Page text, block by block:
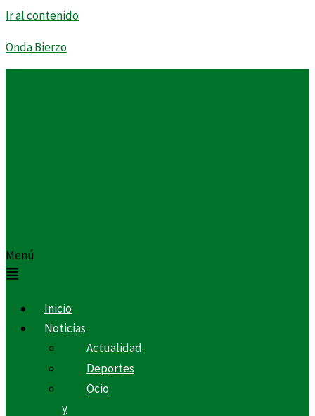
Ir al contenido
Onda Bierzo
Menú
Inicio
Noticias
Actualidad
Deportes
Ocio
y